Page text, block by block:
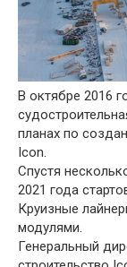
В октябре 2016
планах по
Icon.
Спустя
2021 года
Круизные
модулями.
Генеральный